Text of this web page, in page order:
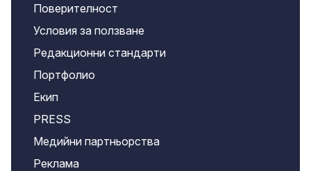
Поверителност
Условия за ползване
Редакционни стандарти
Портфолио
Екип
PRESS
Медийни партньорства
Реклама